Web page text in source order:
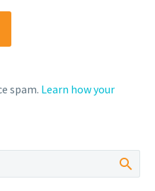
spam. Learn how your